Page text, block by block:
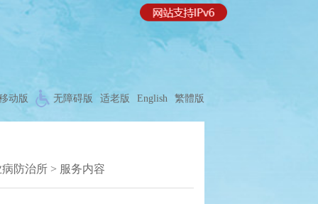
动版 无障碍版 适老版 English 繁體版
防治所 > 服务内容